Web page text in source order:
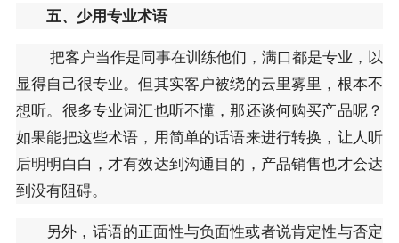
五、少用专业术语
把客户当作是同事在训练他们，满口都是专业，以
显得自己很专业。但其实客户被绕的云里雾里，根本不
想听。很多专业词汇也听不懂，那还谈何购买产品呢？
如果能把这些术语，用简单的话语来进行转换，让人听
后明明白白，才有效达到沟通目的，产品销售也才会达
到没有阻碍。
另外，话语的正面性与负面性或者说肯定性与否定